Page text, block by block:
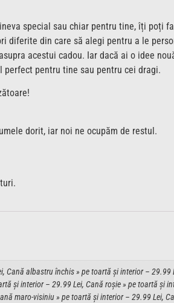
special sau chiar pentru tine, îți poți
diferite din care să alegi pentru a le
acestui cadou. Iar dacă ai o idee
perfect pentru tine sau pentru cei dragi.
dorit, iar noi ne ocupăm de restul.
albastru închis » pe toartă și interior – 29.99
și interior – 29.99 Lei, Cană roșie » pe toartă și
maro-visiniu » pe toartă și interior – 29.99 Lei,